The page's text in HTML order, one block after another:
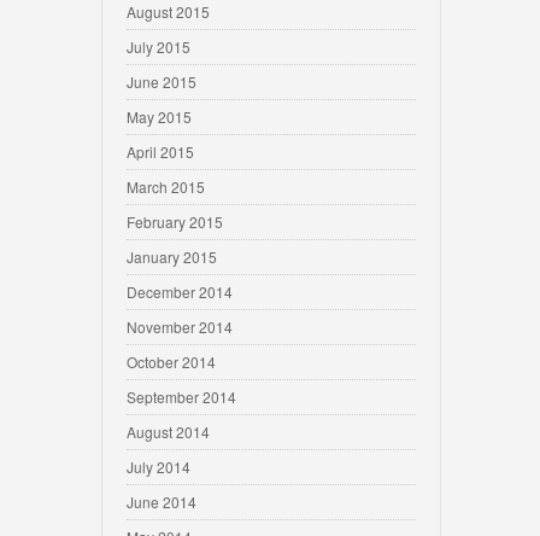
August 2015
July 2015
June 2015
May 2015
April 2015
March 2015
February 2015
January 2015
December 2014
November 2014
October 2014
September 2014
August 2014
July 2014
June 2014